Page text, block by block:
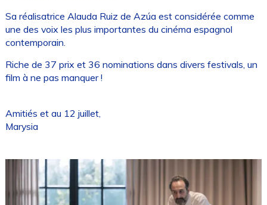
Sa réalisatrice Alauda Ruiz de Azúa est considérée comme
une des voix les plus importantes du cinéma espagnol
contemporain.
Riche de 37 prix et 36 nominations dans divers festivals, un
film à ne pas manquer !
Amitiés et au 12 juillet,
Marysia